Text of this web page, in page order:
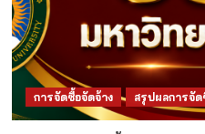
การจัดซื้อจัดจ้าง สรุปผลการจัด